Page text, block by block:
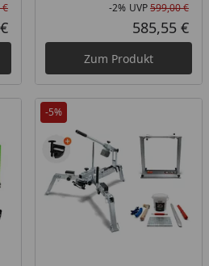
Rabatt in Prozent
Ursprünglicher Preis
€
Aktueller Preis
-2% UVP599,00 €
585,55 €
Zum Produkt
-5%